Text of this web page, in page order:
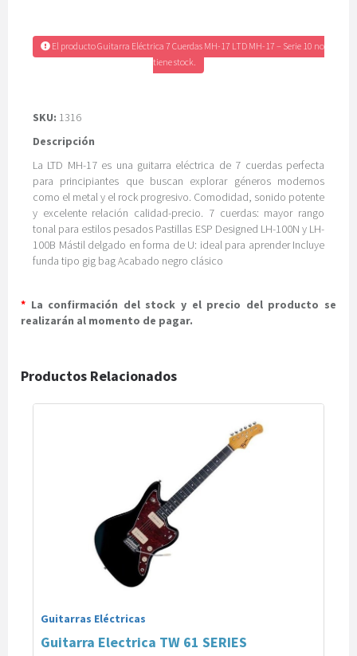
El producto Guitarra Eléctrica 7 Cuerdas MH-17 LTD MH-17 – Serie 10 no
tiene stock.
SKU: 1316
Descripción
La LTD MH-17 es una guitarra eléctrica de 7 cuerdas perfecta
para principiantes que buscan explorar géneros modernos
como el metal y el rock progresivo. Comodidad, sonido potente
y excelente relación calidad-precio. 7 cuerdas: mayor rango
tonal para estilos pesados Pastillas ESP Designed LH-100N y LH-
100B Mástil delgado en forma de U: ideal para aprender Incluye
funda tipo gig bag Acabado negro clásico
* La confirmación del stock y el precio del producto se
realizarán al momento de pagar.
Productos Relacionados
Guitarras Eléctricas
Guitarra Electrica TW 61 SERIES